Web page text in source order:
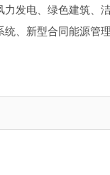
发电、绿色建筑、
、新型合同能源管